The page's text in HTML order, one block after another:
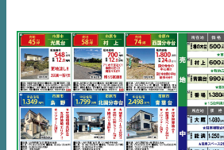
NEWS
EVENT
住宅情報誌ミッ
市原エリア